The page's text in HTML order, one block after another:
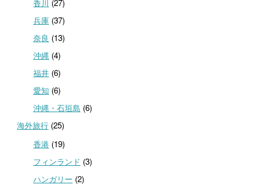
香川 (27)
兵庫(37)
奈良 (13)
沖縄(4)
福井(6)
愛知 (6)
沖縄・石垣島 (6)
海外旅行 (25)
香港(19)
フィンランド (3)
ハンガリー (2)